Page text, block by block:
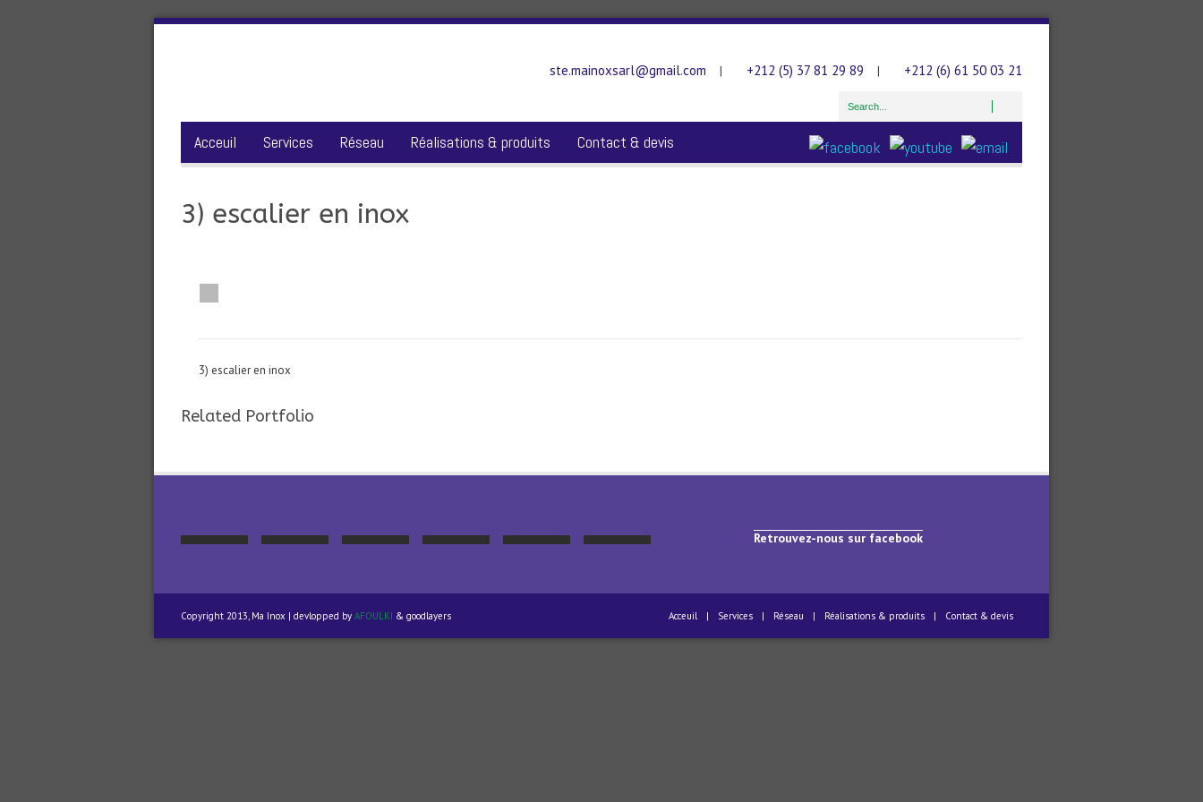
ste.mainoxsarl@gmail.com | +212 (5) 37 81 29 89 | +212 (6) 61 50 03 21
Acceuil Services Réseau Réalisations & produits Contact & devis
3) escalier en inox
3) escalier en inox
Related Portfolio
Retrouvez-nous sur facebook
Copyright 2013, Ma Inox | devlopped by AFOULKI & goodlayers Acceuil | Services | Réseau | Réalisations & produits | Contact & devis